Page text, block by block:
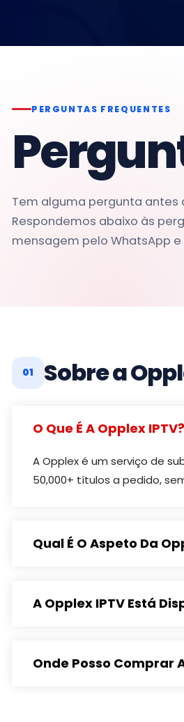
PERGUNTAS FREQUENTES
Tem alguma pergunta antes
Respondemos abaixo às
mensagem pelo WhatsApp
01 Sobre a
O Que É A Opplex IPTV?
A Opplex é um serviço de
50,000+ títulos a pedido,
Qual É O Aspeto Da
A Opplex IPTV Está
Onde Posso Comprar